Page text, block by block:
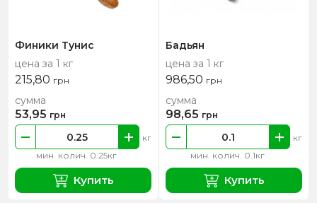
Финики Тунис
цена за 1 кг
215,80 грн
мин. колич. 0.25кг
кг
сумма
53,95 грн
Купить
Бадьян
цена за 1 кг
986,50 грн
мин. колич. 0.1кг
кг
сумма
98,65 грн
Купить